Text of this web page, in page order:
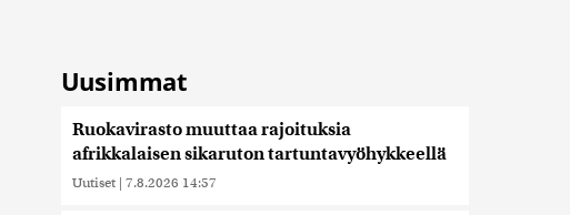
Uusimmat
Ruokavirasto muuttaa rajoituksia
afrikkalaisen sikaruton tartuntavyöhykkeellä
Uutiset | 7.8.2026 14:57